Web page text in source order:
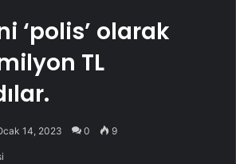
‘polis’ olarak
TL
14, 2023 0 9